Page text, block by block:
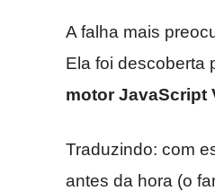
A falha mais
Ela foi descoberta
motor JavaScript
Traduzindo: com
antes da hora (o